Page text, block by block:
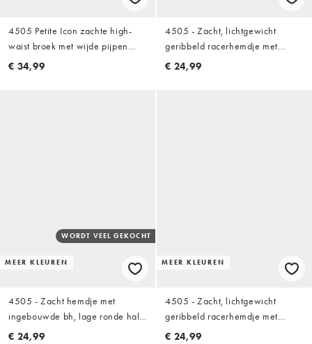
4505 Petite Icon zachte high-
waist broek met wijde pijpen
voor dansen in storm grey
€ 34,99
4505 - Zacht, lichtgewicht
geribbeld racerhemdje met
ingebouwde bh en uitneembare
€ 24,99
MEER KLEUREN
WORDT VEEL GEKOCHT
4505 - Zacht hemdje met
ingebouwde bh, lage ronde hals
en verstelbare bandjes in wit
€ 24,99
MEER KLEUREN
4505 - Zacht, lichtgewicht
geribbeld racerhemdje met
ingebouwde bh en uitneembare
€ 24,99